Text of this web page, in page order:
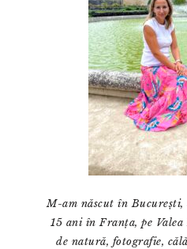
M-am născut în București,
15 ani în Franța, pe
de natură, fotografie,